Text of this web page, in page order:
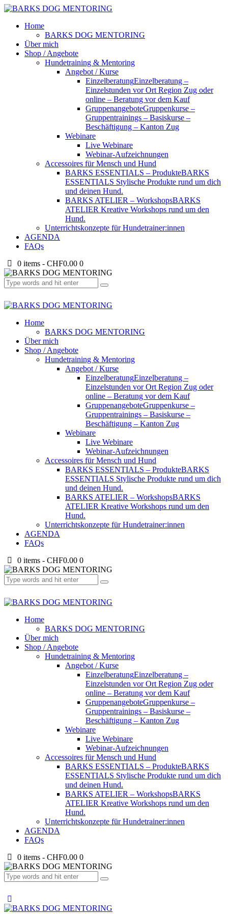
Home
BARKS DOG MENTORING
Über mich
Shop / Angebote
Hundetraining & Mentoring
Angebot / Kurse
EinzelberatungEinzelberatung –
Einzelstunden vor Ort Region Zug oder
online – Beratung vor dem Kauf
GruppenangeboteGruppenkurse –
Gruppentrainings – Basiskurse –
Beschäftigung – Kanton Zug
Webinare
Live Webinare
Webinar-Aufzeichnungen
Accessoires für Mensch und Hund
BARKS ESSENTIALS – ProdukteBARKS
ESSENTIALS Stylische Produkte rund um dich
und deinen Hund.
BARKS ATELIER – WorkshopsBARKS
ATELIER Kreative Workshops rund um den
Hund.
Unterrichtskonzepte für Hundetrainer:innen
AGENDA
FAQs
0 items -CHF0.00 0
Home
BARKS DOG MENTORING
Über mich
Shop / Angebote
Hundetraining & Mentoring
Angebot / Kurse
EinzelberatungEinzelberatung –
Einzelstunden vor Ort Region Zug oder
online – Beratung vor dem Kauf
GruppenangeboteGruppenkurse –
Gruppentrainings – Basiskurse –
Beschäftigung – Kanton Zug
Webinare
Live Webinare
Webinar-Aufzeichnungen
Accessoires für Mensch und Hund
BARKS ESSENTIALS – ProdukteBARKS
ESSENTIALS Stylische Produkte rund um dich
und deinen Hund.
BARKS ATELIER – WorkshopsBARKS
ATELIER Kreative Workshops rund um den
Hund.
Unterrichtskonzepte für Hundetrainer:innen
AGENDA
FAQs
0 items -CHF0.00 0
Home
BARKS DOG MENTORING
Über mich
Shop / Angebote
Hundetraining & Mentoring
Angebot / Kurse
EinzelberatungEinzelberatung –
Einzelstunden vor Ort Region Zug oder
online – Beratung vor dem Kauf
GruppenangeboteGruppenkurse –
Gruppentrainings – Basiskurse –
Beschäftigung – Kanton Zug
Webinare
Live Webinare
Webinar-Aufzeichnungen
Accessoires für Mensch und Hund
BARKS ESSENTIALS – ProdukteBARKS
ESSENTIALS Stylische Produkte rund um dich
und deinen Hund.
BARKS ATELIER – WorkshopsBARKS
ATELIER Kreative Workshops rund um den
Hund.
Unterrichtskonzepte für Hundetrainer:innen
AGENDA
FAQs
0 items -CHF0.00 0